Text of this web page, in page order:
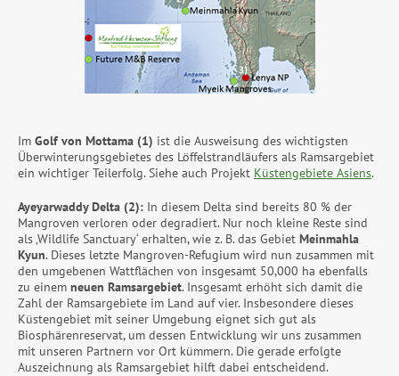
Im Golf von Mottama (1) ist die Ausweisung des wichtigsten
Überwinterungsgebietes des Löffelstrandläufers als Ramsargebiet
ein wichtiger Teilerfolg. Siehe auch Projekt Küstengebiete Asiens.
Ayeyarwaddy Delta (2): In diesem Delta sind bereits 80 % der
Mangroven verloren oder degradiert. Nur noch kleine Reste sind
als ‚Wildlife Sanctuary‘ erhalten, wie z. B. das Gebiet Meinmahla
Kyun. Dieses letzte Mangroven-Refugium wird nun zusammen mit
den umgebenen Wattflächen von insgesamt 50,000 ha ebenfalls
zu einem neuen Ramsargebiet. Insgesamt erhöht sich damit die
Zahl der Ramsargebiete im Land auf vier. Insbesondere dieses
Küstengebiet mit seiner Umgebung eignet sich gut als
Biosphärenreservat, um dessen Entwicklung wir uns zusammen
mit unseren Partnern vor Ort kümmern. Die gerade erfolgte
Auszeichnung als Ramsargebiet hilft dabei entscheidend.